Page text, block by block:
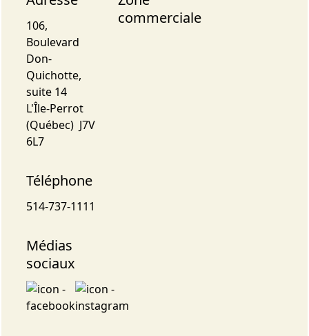
106,
Boulevard
Don-
Quichotte,
suite 14
L'Île-Perrot
(Québec) J7V
6L7
Téléphone
514-737-1111
Médias
sociaux
commerciale